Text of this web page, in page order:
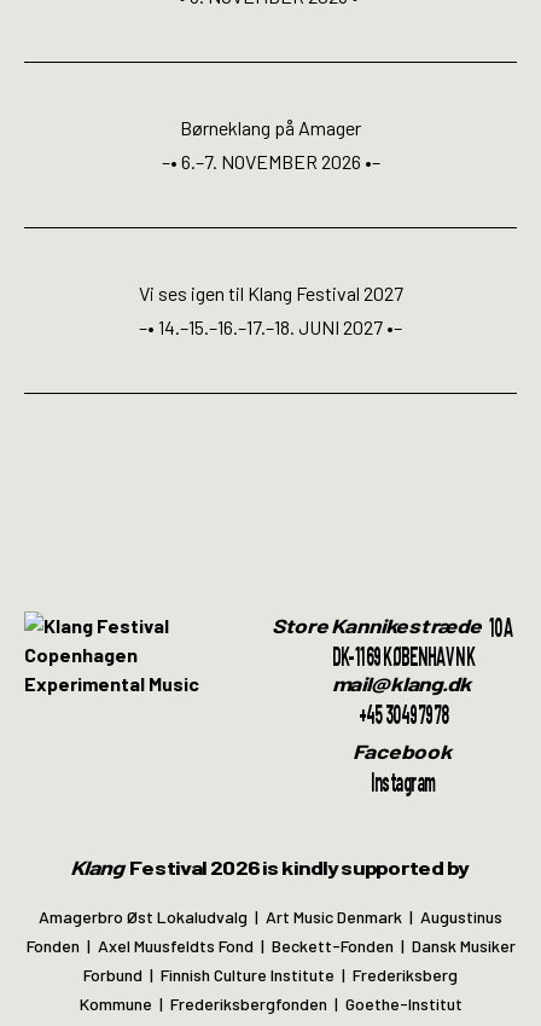
Børneklang på Amager
–• 6.–7. NOVEMBER 2026 •–
Vi ses igen til Klang Festival 2027
–• 14.–15.–16.–17.–18. JUNI 2027 •–
Store Kannikestræde 10A
DK-1169 KØBENHAVN K
mail@klang.dk
+45 30497978
Facebook
Instagram
KlangFestival 2026 is kindly supported by
Amagerbro Øst Lokaludvalg | Art Music Denmark | Augustinus
Fonden | Axel Muusfeldts Fond | Beckett-Fonden | Dansk Musiker
Forbund | Finnish Culture Institute | Frederiksberg
Kommune | Frederiksbergfonden | Goethe-Institut